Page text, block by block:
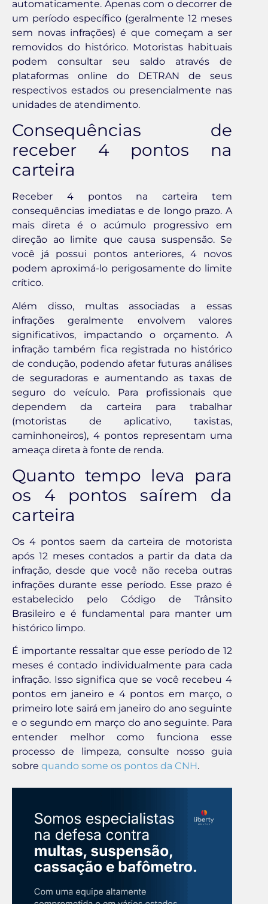
automaticamente. Apenas com o decorrer de
um período específico (geralmente 12 meses
sem novas infrações) é que começam a ser
removidos do histórico. Motoristas habituais
podem consultar seu saldo através de
plataformas online do DETRAN de seus
respectivos estados ou presencialmente nas
unidades de atendimento.
Consequências de
receber 4 pontos na
carteira
Receber 4 pontos na carteira tem
consequências imediatas e de longo prazo. A
mais direta é o acúmulo progressivo em
direção ao limite que causa suspensão. Se
você já possui pontos anteriores, 4 novos
podem aproximá-lo perigosamente do limite
crítico.
Além disso, multas associadas a essas
infrações geralmente envolvem valores
significativos, impactando o orçamento. A
infração também fica registrada no histórico
de condução, podendo afetar futuras análises
de seguradoras e aumentando as taxas de
seguro do veículo. Para profissionais que
dependem da carteira para trabalhar
(motoristas de aplicativo, taxistas,
caminhoneiros), 4 pontos representam uma
ameaça direta à fonte de renda.
Quanto tempo leva para
os 4 pontos saírem da
carteira
Os 4 pontos saem da carteira de motorista
após 12 meses contados a partir da data da
infração, desde que você não receba outras
infrações durante esse período. Esse prazo é
estabelecido pelo Código de Trânsito
Brasileiro e é fundamental para manter um
histórico limpo.
É importante ressaltar que esse período de 12
meses é contado individualmente para cada
infração. Isso significa que se você recebeu 4
pontos em janeiro e 4 pontos em março, o
primeiro lote sairá em janeiro do ano seguinte
e o segundo em março do ano seguinte. Para
entender melhor como funciona esse
processo de limpeza, consulte nosso guia
sobre quando some os pontos da CNH.